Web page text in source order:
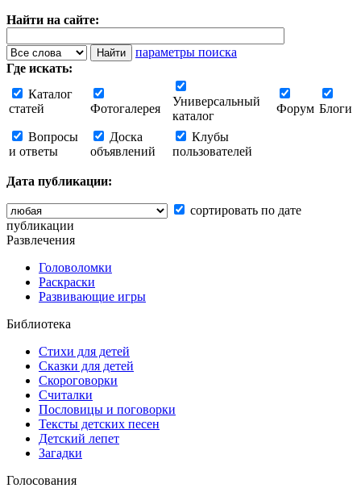
Найти на сайте:
параметры поиска
Где искать:
Каталог
статей
Фотогалерея
Универсальный
каталог
Форум Блоги
Вопросы
и ответы
Доска
объявлений
Клубы
пользователей
Дата публикации:
сортировать по дате
публикации
Развлечения
Головоломки
Раскраски
Развивающие игры
Библиотека
Стихи для детей
Сказки для детей
Скороговорки
Считалки
Пословицы и поговорки
Тексты детских песен
Детский лепет
Загадки
Голосования